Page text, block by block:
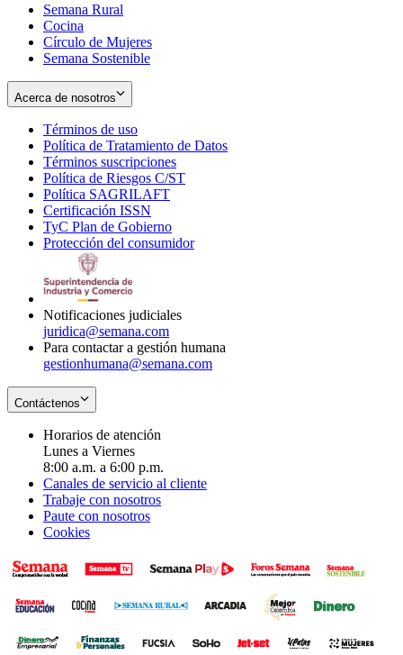
Semana Rural
Cocina
Círculo de Mujeres
Semana Sostenible
Acerca de nosotros
Términos de uso
in
new
window
Política de Tratamiento de Datos
Términos suscripciones
in
Política de Riesgos C/ST
Política SAGRILAFT
new
window
Certificación ISSN
in
new
TyC Plan de Gobierno
in
Protección del consumidorOpens
Notificaciones judiciales
juridica@semana.com
Para contactar a gestión humana
gestionhumana@semana.com
Contáctenos
Horarios de atención
Lunes a Viernes
8:00 a.m. a 6:00 p.m.
Canales de servicio al cliente
Trabaje con nosotros
Paute con nosotros
Cookies